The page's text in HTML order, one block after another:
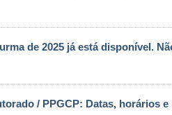
de 2025 já está disponível.
/ PPGCP: Datas, horários